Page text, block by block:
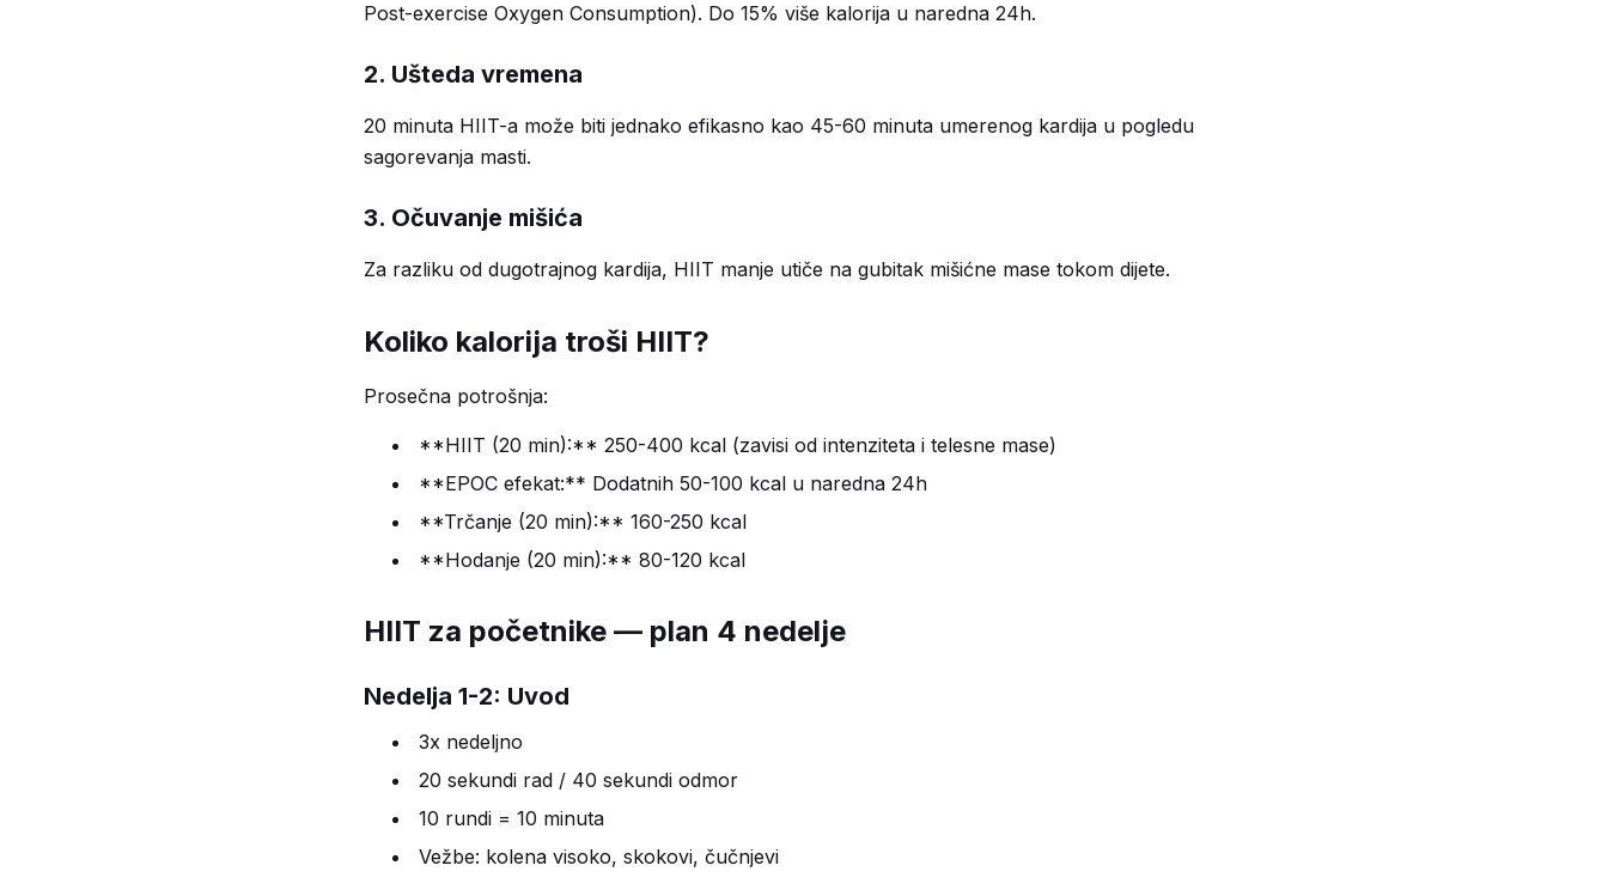
Post-exercise Oxygen Consumption). Do 15% više kalorija u naredna 24h.
2. Ušteda vremena
20 minuta HIIT-a može biti jednako efikasno kao 45-60 minuta umerenog kardija u pogledu
sagorevanja masti.
3. Očuvanje mišića
Za razliku od dugotrajnog kardija, HIIT manje utiče na gubitak mišićne mase tokom dijete.
Koliko kalorija troši HIIT?
Prosečna potrošnja:
**HIIT (20 min):** 250-400 kcal (zavisi od intenziteta i telesne mase)
**EPOC efekat:** Dodatnih 50-100 kcal u naredna 24h
**Trčanje (20 min):** 160-250 kcal
**Hodanje (20 min):** 80-120 kcal
HIIT za početnike — plan 4 nedelje
Nedelja 1-2: Uvod
3x nedeljno
20 sekundi rad / 40 sekundi odmor
10 rundi = 10 minuta
Vežbe: kolena visoko, skokovi, čučnjevi